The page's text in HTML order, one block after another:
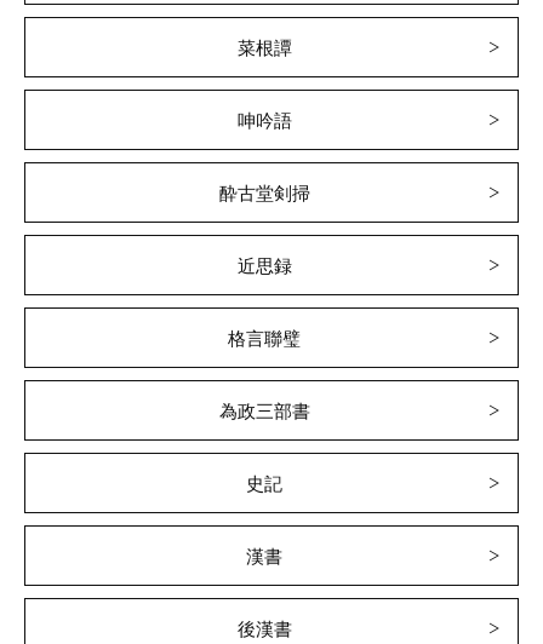
菜根譚
呻吟語
酔古堂剣掃
近思録
格言聯璧
為政三部書
史記
漢書
後漢書